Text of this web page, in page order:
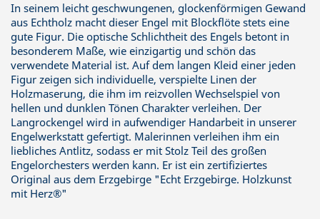
In seinem leicht geschwungenen, glockenförmigen Gewand
aus Echtholz macht dieser Engel mit Blockflöte stets eine
gute Figur. Die optische Schlichtheit des Engels betont in
besonderem Maße, wie einzigartig und schön das
verwendete Material ist. Auf dem langen Kleid einer jeden
Figur zeigen sich individuelle, verspielte Linen der
Holzmaserung, die ihm im reizvollen Wechselspiel von
hellen und dunklen Tönen Charakter verleihen. Der
Langrockengel wird in aufwendiger Handarbeit in unserer
Engelwerkstatt gefertigt. Malerinnen verleihen ihm ein
liebliches Antlitz, sodass er mit Stolz Teil des großen
Engelorchesters werden kann. Er ist ein zertifiziertes
Original aus dem Erzgebirge "Echt Erzgebirge. Holzkunst
mit Herz®"